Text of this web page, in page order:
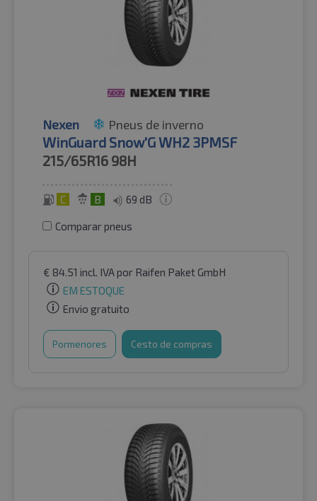
Nexen Pneus de inverno
WinGuard Snow'G WH2 3PMSF
215/65R16 98H
C B 69 dB
Comparar pneus
€ 84.51 incl. IVApor Raifen Paket GmbH
EM ESTOQUE
Envio gratuito
Pormenores Cesto de compras